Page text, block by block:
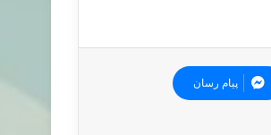
پیام رسان